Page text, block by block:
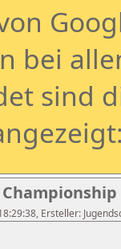
bei
sind
Ersteller: